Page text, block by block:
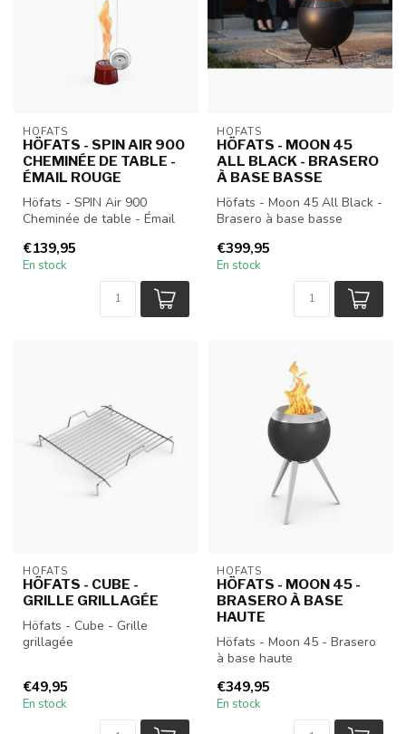
HÖFATS
HÖFATS - SPIN AIR 900
CHEMINÉE DE TABLE -
ÉMAIL ROUGE
Höfats - SPIN Air 900
Cheminée de table - Émail
€139,95
En stock
HÖFATS
HÖFATS - MOON 45
ALL BLACK - BRASERO
À BASE BASSE
Höfats - Moon 45 All Black -
Brasero à base basse
€399,95
En stock
HÖFATS
HÖFATS - CUBE -
GRILLE GRILLAGÉE
Höfats - Cube - Grille
grillagée
€49,95
En stock
HÖFATS
HÖFATS - MOON 45 -
BRASERO À BASE
HAUTE
Höfats - Moon 45 - Brasero
à base haute
€349,95
En stock